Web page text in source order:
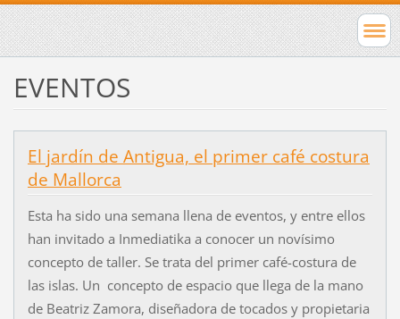
EVENTOS
El jardín de Antigua, el primer café costura
de Mallorca
Esta ha sido una semana llena de eventos, y entre ellos
han invitado a Inmediatika a conocer un novísimo
concepto de taller. Se trata del primer café-costura de
las islas. Un concepto de espacio que llega de la mano
de Beatriz Zamora, diseñadora de tocados y propietaria